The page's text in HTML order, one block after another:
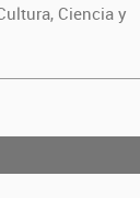
Ciencia y